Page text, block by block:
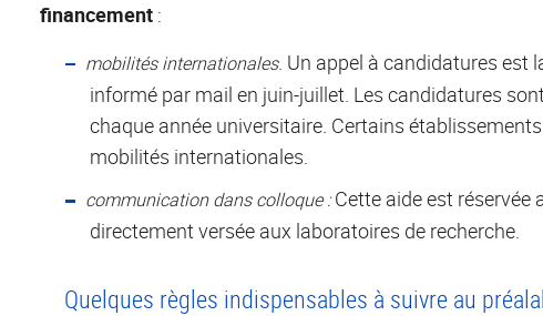
financement :
mobilités internationales. Un appel à candidatures est
informé par mail en juin-juillet. Les candidatures
chaque année universitaire. Certains
mobilités internationales.
communication dans colloque :Cette aide est réservée
directement versée aux laboratoires de recherche.
Quelques règles indispensables à suivre au